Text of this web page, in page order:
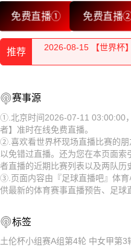
免费直播① 免费直播
推荐
2026-08-15 【世界杯
2026-08-15 【世界杯
2026-08-15 【世界杯
2026-08-15 【世界杯
2026-08-15 【世界杯
2026-08-14 【世界杯
2026-08-15 【世界杯
2026-08-15 【世界杯
2026-08-15 【世界杯
赛事源
①.北京时间2026-07-11 03:00:00
者】准时在线免费直播。
②.喜欢看世界杯现场直播比赛的
以免错过直播。还为您在本页面
者直播的近期比赛列表以及两队历
③.页面内容由『足球直播吧』体
供最新的体育赛事直播预告、足球
标签
土伦杯小组赛A组第4轮 中女甲第3